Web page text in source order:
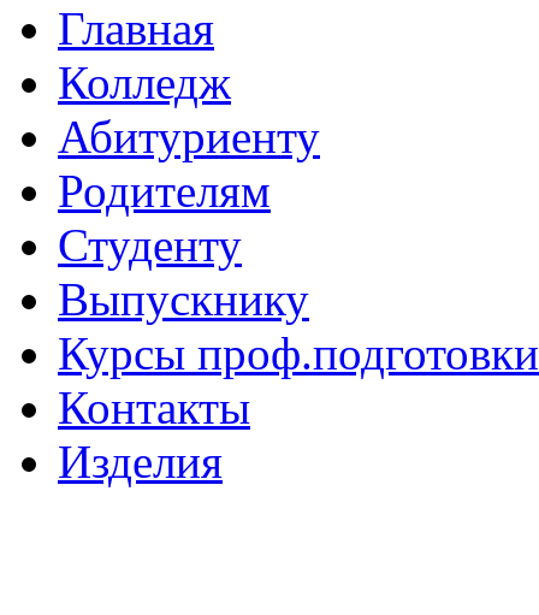
Главная
Колледж
Абитуриенту
Родителям
Студенту
Выпускнику
Курсы проф.подготовки
Контакты
Изделия